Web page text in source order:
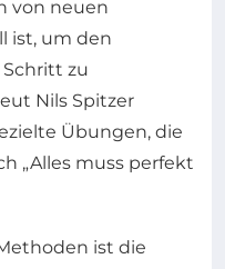
von neuen
ist, um den
zu
Nils Spitzer
Übungen, die
„Alles muss perfekt
ist die